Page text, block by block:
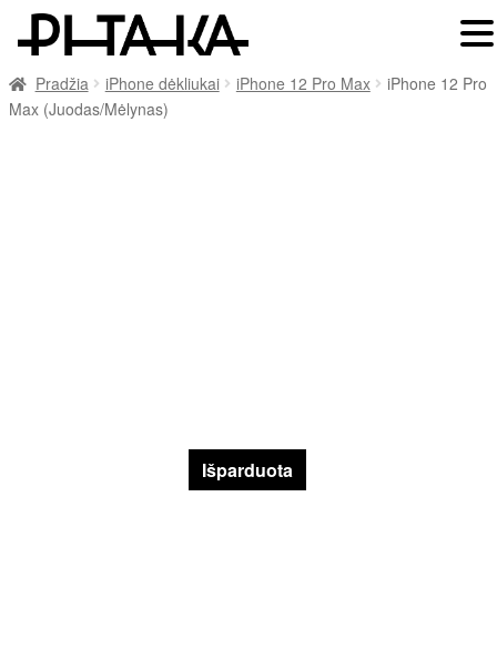
Pradžia iPhone dėkliukai iPhone 12 Pro Max
iPhone 12 Pro
Max (Juodas/Mėlynas)
Išparduota